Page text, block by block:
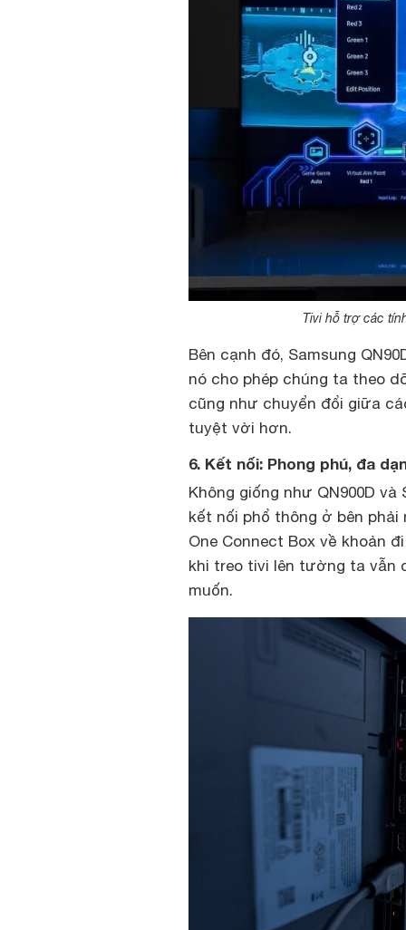
Tivi hỗ trợ các
Bên cạnh đó, Samsung
nó cho phép chúng ta theo
cũng như chuyển đổi giữa
tuyệt vời hơn.
6. Kết nối: Phong phú, đa
Không giống như QN900D
kết nối phổ thông ở bên
One Connect Box về khoản
khi treo tivi lên tường ta vẫn
muốn.